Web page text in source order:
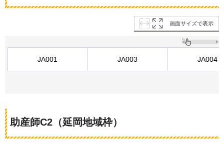
画面サイズで表示
JA001 JA003 JA004
助産師C2（延岡地域枠）